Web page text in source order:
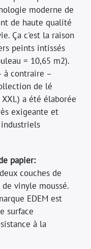
moderne de
de haute qualité
Ça c'est la raison
peints intissés
= 10,65 m2).
à contraire –
de lé
a été élaborée
exigeante et
papier:
couches de
vinyle moussé.
EDEM est
surface
à la